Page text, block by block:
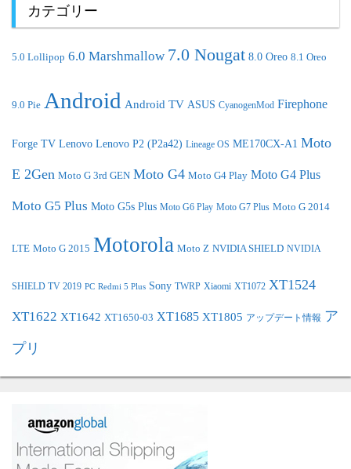
カテゴリー
5.0 Lollipop 6.0 Marshmallow 7.0 Nougat 8.0 Oreo 8.1 Oreo
9.0 Pie Android Android TV ASUS CyanogenMod Firephone
Forge TV Lenovo Lenovo P2 (P2a42) Lineage OS ME170CX-A1 Moto
E 2Gen Moto G 3rd GEN Moto G4 Moto G4 Play Moto G4 Plus
Moto G5 Plus Moto G5s Plus Moto G6 Play Moto G7 Plus Moto G 2014
LTE Moto G 2015 Motorola Moto Z NVIDIA SHIELD NVIDIA
SHIELD TV 2019 PC Redmi 5 Plus Sony TWRP Xiaomi XT1072 XT1524
XT1622 XT1642 XT1650-03 XT1685 XT1805 アップデート情報 ア
プリ